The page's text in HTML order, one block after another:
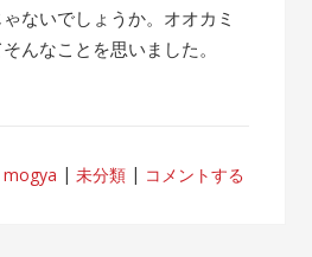
ないでしょうか。オオカミ
んなことを思いました。
mogya 未分類 コメントする